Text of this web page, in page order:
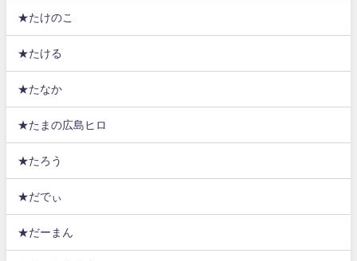
★たけのこ
★たける
★たなか
★たまの広島ヒロ
★たろう
★だでぃ
★だーまん